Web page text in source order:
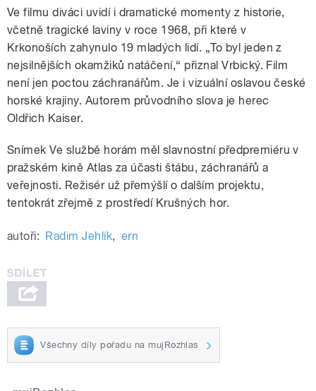
Ve filmu diváci uvidí i dramatické momenty z historie,
včetně tragické laviny v roce 1968, při které v
Krkonoších zahynulo 19 mladých lidí. „To byl jeden z
nejsilnějších okamžiků natáčení,“ přiznal Vrbický. Film
není jen poctou záchranářům. Je i vizuální oslavou české
horské krajiny. Autorem průvodního slova je herec
Oldřich Kaiser.
Snímek Ve službě horám měl slavnostní předpremiéru v
pražském kině Atlas za účasti štábu, záchranářů a
veřejnosti. Režisér už přemýšlí o dalším projektu,
tentokrát zřejmě z prostředí Krušných hor.
autoři: Radim Jehlík, ern
Všechny díly pořadu na mujRozhlas